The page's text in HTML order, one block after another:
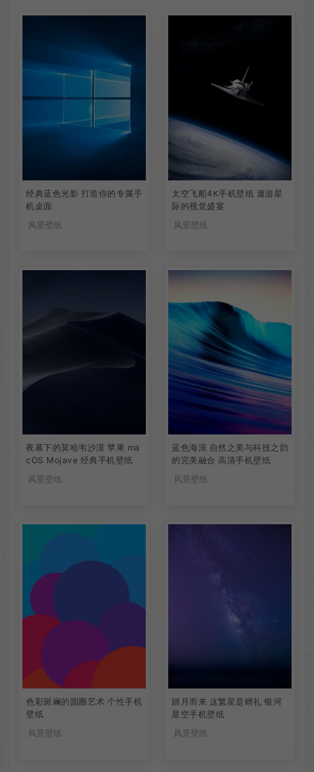
经典蓝色光影 打造你的专属手
机桌面
风景壁纸
太空飞船4K手机壁纸 遨游星
际的视觉盛宴
风景壁纸
夜幕下的莫哈韦沙漠 苹果 ma
cOS Mojave 经典手机壁纸
风景壁纸
蓝色海浪 自然之美与科技之韵
的完美融合 高清手机壁纸
风景壁纸
色彩斑斓的圆圈艺术 个性手机
壁纸
风景壁纸
踏月而来 这繁星是赠礼 银河
星空手机壁纸
风景壁纸